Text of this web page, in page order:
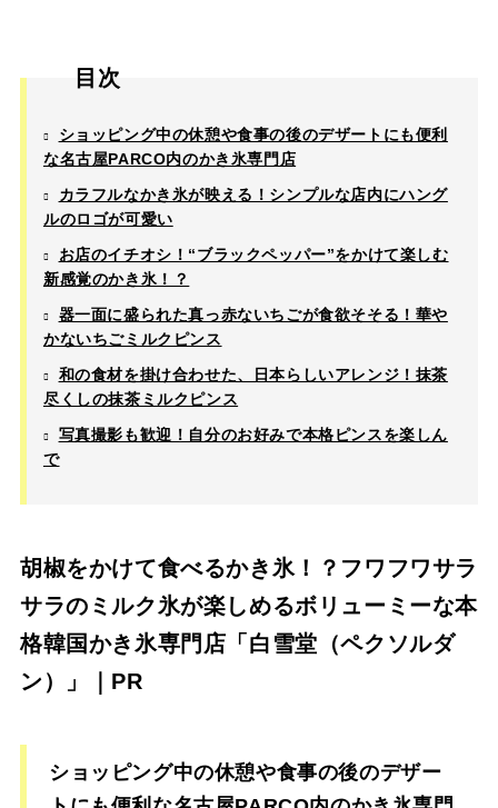
目次
ショッピング中の休憩や食事の後のデザートにも便利
な名古屋PARCO内のかき氷専門店
カラフルなかき氷が映える！シンプルな店内にハング
ルのロゴが可愛い
お店のイチオシ！“ブラックペッパー”をかけて楽しむ
新感覚のかき氷！？
器一面に盛られた真っ赤ないちごが食欲そそる！華や
かないちごミルクピンス
和の食材を掛け合わせた、日本らしいアレンジ！抹茶
尽くしの抹茶ミルクピンス
写真撮影も歓迎！自分のお好みで本格ピンスを楽しん
で
胡椒をかけて食べるかき氷！？フワフワサラ
サラのミルク氷が楽しめるボリューミーな本
格韓国かき氷専門店「白雪堂（ペクソルダ
ン）」｜PR
ショッピング中の休憩や食事の後のデザー